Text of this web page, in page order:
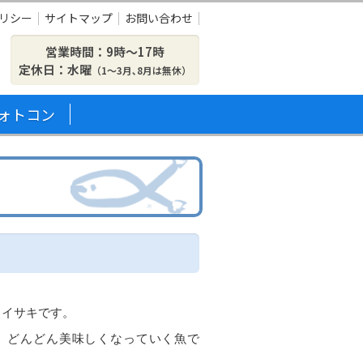
シー サイトマップ お問い合わせ
営業時間：9時〜17時
定休日：水曜 （1～3月､8月は無休）
トコン
サキです。
どんどん美味しくなっていく魚で